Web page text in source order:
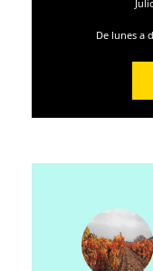
De lunes a